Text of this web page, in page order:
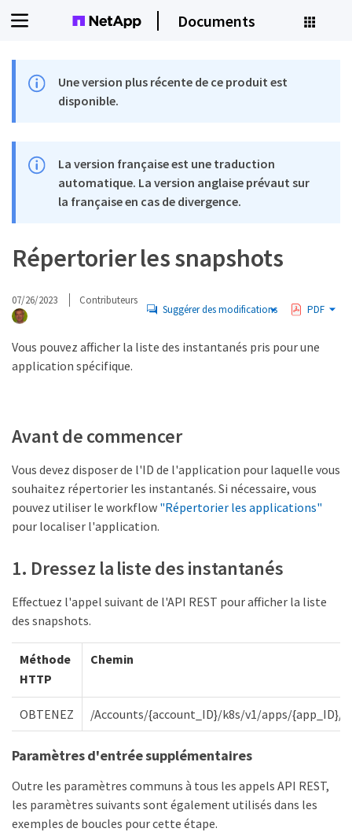
Documents
Une version plus récente de ce produit est
disponible.
La version française est une traduction
automatique. La version anglaise prévaut sur
la française en cas de divergence.
Répertorier les snapshots
07/26/2023 Contributeurs
Suggérer des modifications PDF
Vous pouvez afficher la liste des instantanés pris pour une
application spécifique.
Avant de commencer
Vous devez disposer de l'ID de l'application pour laquelle vous
souhaitez répertorier les instantanés. Si nécessaire, vous
pouvez utiliser le workflow "Répertorier les applications"
pour localiser l'application.
1. Dressez la liste des instantanés
Effectuez l'appel suivant de l'API REST pour afficher la liste
des snapshots.
Méthode
HTTP
Chemin
OBTENEZ /Accounts/{account_ID}/k8s/v1/apps/{app_ID}/
Paramètres d'entrée supplémentaires
Outre les paramètres communs à tous les appels API REST,
les paramètres suivants sont également utilisés dans les
exemples de boucles pour cette étape.